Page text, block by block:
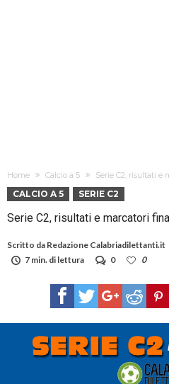
Home Calcio a 5 Serie C2, risultati
CALCIO A 5 SERIE C2
Serie C2, risultati e marcatori
Scritto da Redazione Calabriadilettanti.it
7 min. di lettura
0 0